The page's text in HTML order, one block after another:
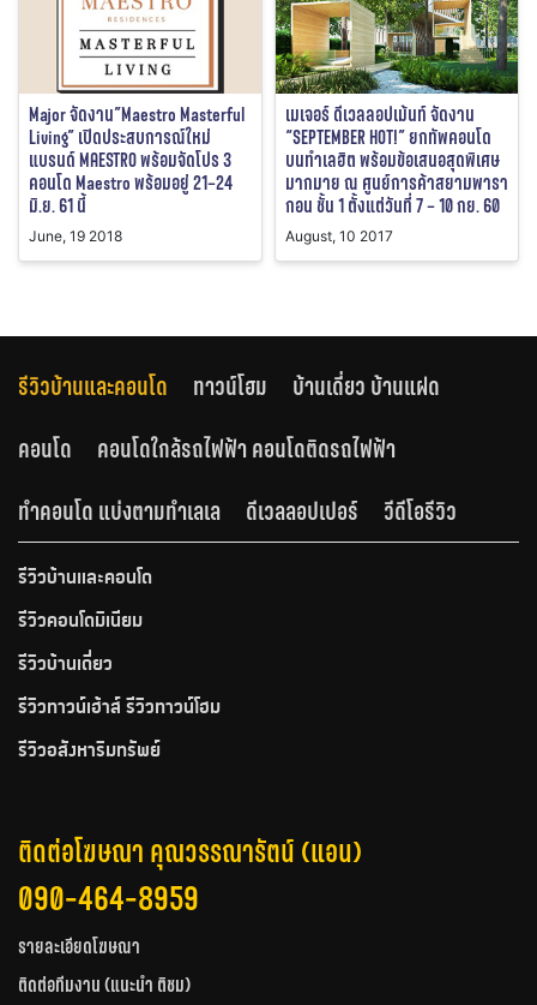
Major จัดงาน”Maestro Masterful
Living” เปิดประสบการณ์ใหม่
แบรนด์ MAESTRO พร้อมจัดโปร 3
คอนโด Maestro พร้อมอยู่ 21–24
มิ.ย. 61 นี้
June, 19 2018
เมเจอร์ ดีเวลลอปเม้นท์ จัดงาน
“SEPTEMBER HOT!” ยกทัพคอนโด
บนทำเลฮิต พร้อมข้อเสนอสุดพิเศษ
มากมาย ณ ศูนย์การค้าสยามพารา
กอน ชั้น 1 ตั้งแต่วันที่ 7 – 10 กย. 60
August, 10 2017
รีวิวบ้านและคอนโด ทาวน์โฮม
บ้านเดี่ยว บ้านแฝด
คอนโด
คอนโดใกล้รถไฟฟ้า คอนโดติดรถไฟฟ้า
ทำคอนโด แบ่งตามทำเลเล
ดีเวลลอปเปอร์ วีดีโอรีวิว
รีวิวบ้านและคอนโด
รีวิวคอนโดมิเนียม
รีวิวบ้านเดี่ยว
รีวิวทาวน์เฮ้าส์ รีวิวทาวน์โฮม
รีวิวอสังหาริมทรัพย์
ติดต่อโฆษณา คุณวรรณารัตน์ (แอน)
090-464-8959
รายละเอียดโฆษณา
ติดต่อทีมงาน (แนะนำ ติชม)